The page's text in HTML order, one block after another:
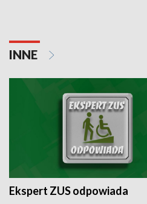
INNE
Ekspert ZUS odpowiada